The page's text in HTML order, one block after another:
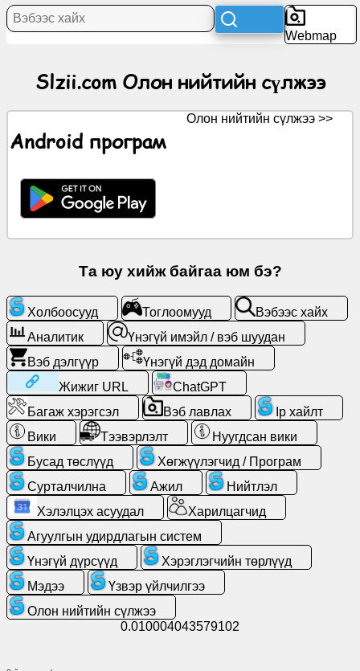
Мэдээ
дүрсүүд
Харилцагчид
хайх
Үнэгүй
имэйл
вэб
шуудан
Аналитик
Вэб
дэлгүүр
Хөгжүүлэгчид
/
Програм
Webmap
Slzii.com Олон нийтийн сүлжээ
Android програм
Олон нийтийн сүлжээ >>
Та юу хийж байгаа юм бэ?
Холбоосууд Тоглоомууд
Вэбээс хайх
Аналитик
Үнэгүй имэйл / вэб шуудан
Вэб дэлгүүр
Үнэгүй дэд домайн
Жижиг URL
ChatGPT
Багаж хэрэгсэл
Вэб лавлах
Ip хайлт
Вики
Тээвэрлэлт
Нуугдсан вики
Бусад төслүүд
Хөгжүүлэгчид / Програм
Сурталчилна
Ажил
Нийтлэл
Хэлэлцэх асуудал
Харилцагчид
Агуулгын удирдлагын систем
Үнэгүй дүрсүүд
Хэрэглэгчийн төрлүүд
Мэдээ
Үзвэр үйлчилгээ
Олон нийтийн сүлжээ
0.010004043579102